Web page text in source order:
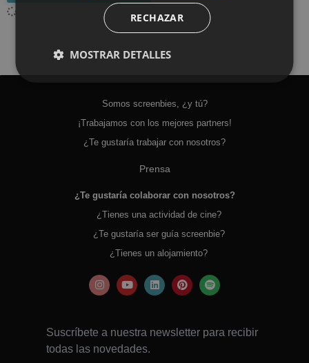
Somos screenbies, ¿y tú?
¡Trabajamos con los mejores partners!
¿Te gustaría trabajar con nosotros?
Prensa
¿Te gustaría colaborar con nosotros?
¿Tienes una actividad de cine?
¿Te gustaría ser guía screenbie?
¿Tienes un alojamiento?
Suscríbete a nuestra newsletter para recibir
todas las novedades.
RECHAZAR
MOSTRAR DETALLES